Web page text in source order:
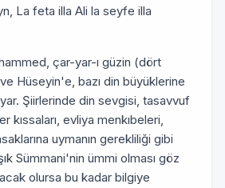
La feta illa Ali la seyfe illa
çar-yar-ı güzin (dört
Hüseyin'e, bazı din büyüklerine
Şiirlerinde din sevgisi, tasavvuf
kıssaları, evliya menkıbeleri,
uymanın gerekliliği gibi
Sümmani'nin ümmi olması göz
olursa bu kadar bilgiye